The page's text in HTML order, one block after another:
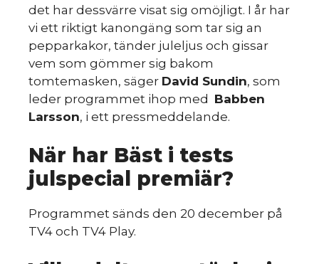
det har dessvärre visat sig omöjligt. I år har
vi ett riktigt kanongäng som tar sig an
pepparkakor, tänder juleljus och gissar
vem som gömmer sig bakom
tomtemasken, säger David Sundin, som
leder programmet ihop med Babben
Larsson, i ett pressmeddelande.
När har Bäst i tests
julspecial premiär?
Programmet sänds den 20 december på
TV4 och TV4 Play.
Så